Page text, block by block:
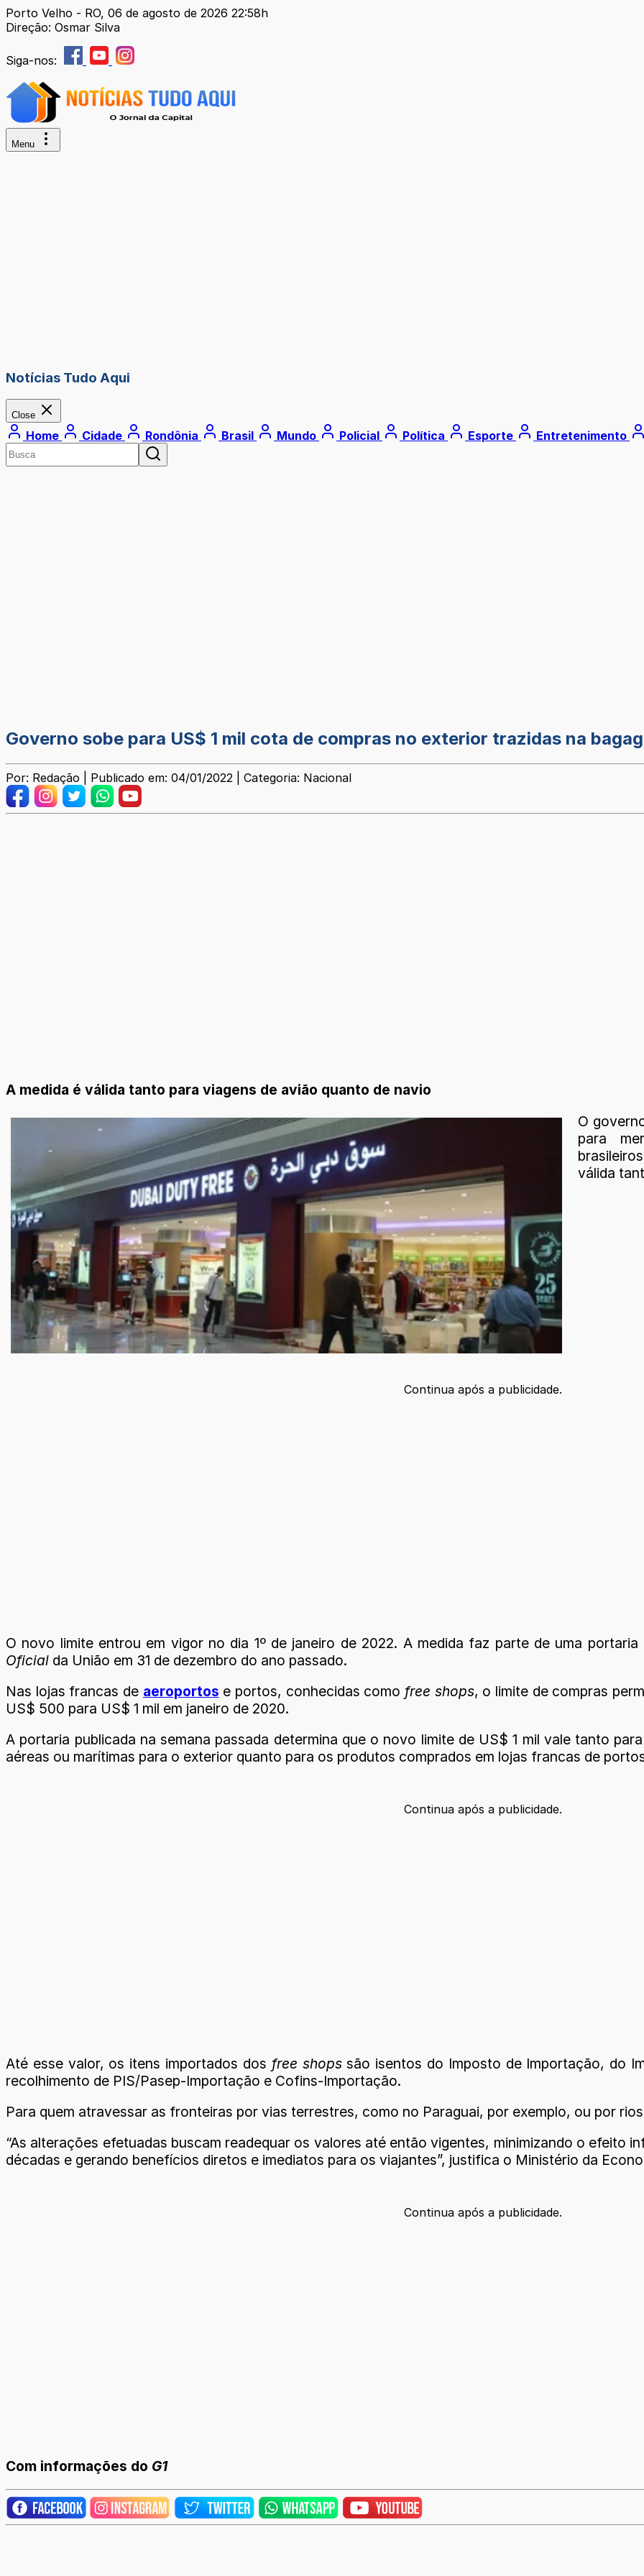
Porto Velho - RO, 06 de agosto de 2026 22:58h
Direção: Osmar Silva
Siga-nos:
Menu
Notícias Tudo Aqui
Close
Home Cidade Rondônia Brasil Mundo Policial Política Esporte Entretenimento
Governo sobe para US$ 1 mil cota de compras no exterior trazidas na
Por: Redação | Publicado em: 04/01/2022 | Categoria: Nacional
A medida é válida tanto para viagens de avião quanto de navio
O
para
válida
Continua após a publicidade.
O novo limite entrou em vigor no dia 1º de janeiro de 2022. A medida faz parte de uma
Oficial da União em 31 de dezembro do ano passado.
Nas lojas francas de aeroportos e portos, conhecidas como free shops, o limite de compras
US$ 500 para US$ 1 mil em janeiro de 2020.
A portaria publicada na semana passada determina que o novo limite de US$ 1 mil vale tanto
aéreas ou marítimas para o exterior quanto para os produtos comprados em lojas francas de
Continua após a publicidade.
Até esse valor, os itens importados dos free shopssão isentos do Imposto de Importação, do
recolhimento de PIS/Pasep-Importação e Cofins-Importação.
Para quem atravessar as fronteiras por vias terrestres, como no Paraguai, por exemplo, ou por
“As alterações efetuadas buscam readequar os valores até então vigentes, minimizando o efeito
décadas e gerando benefícios diretos e imediatos para os viajantes”, justifica o Ministério da
Continua após a publicidade.
Com informações do G1